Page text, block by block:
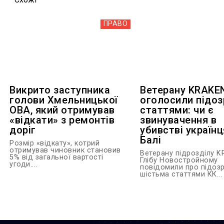
ПРАВО
Викрито заступника
голови Хмельницької
ОВА, який отримував
«відкати» з ремонтів
доріг
Розмір «відкату», котрий
отримував чиновник становив
5% від загальної вартості
угоди....
Ветерану
оголосили
статтями: чи є
звинувачення в
убивстві
Балі
Ветерану підрозділу
Глібу Новостройному
повідомили про
шістьма статтями КК...